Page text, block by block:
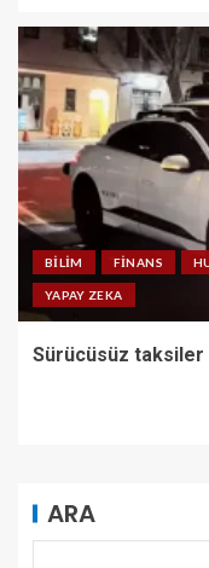
BILIM FINANS
YAPAY ZEKA
Sürücüsüz taksiler
ARA